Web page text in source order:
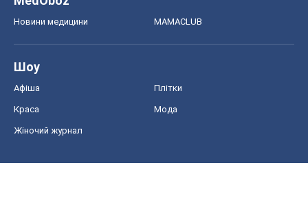
Новини медицини MAMACLUB
Шоу
Афіша Плітки
Краса Мода
Жіночий журнал